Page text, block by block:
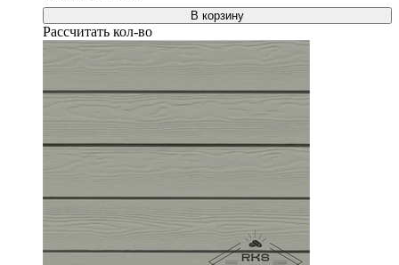
В корзину
Рассчитать кол-во